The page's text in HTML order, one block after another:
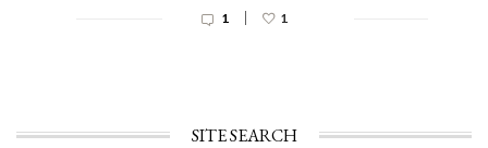
1 | 1
SITE SEARCH